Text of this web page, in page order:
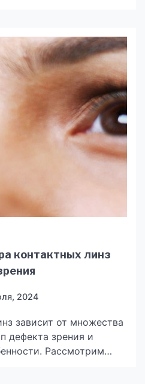
пасажирів, і його
значення. Коли
це не просто
але й безпеки на
контактных линз
2024
зависит от множества
дефекта зрения и
Рассмотрим